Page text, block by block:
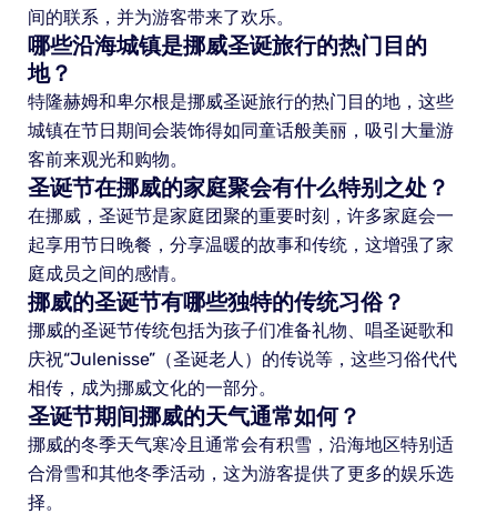
间的联系，并为游客带来了欢乐。
哪些沿海城镇是挪威圣诞旅行的热门目的
地？
特隆赫姆和卑尔根是挪威圣诞旅行的热门目的地，这些
城镇在节日期间会装饰得如同童话般美丽，吸引大量游
客前来观光和购物。
圣诞节在挪威的家庭聚会有什么特别之处？
在挪威，圣诞节是家庭团聚的重要时刻，许多家庭会一
起享用节日晚餐，分享温暖的故事和传统，这增强了家
庭成员之间的感情。
挪威的圣诞节有哪些独特的传统习俗？
挪威的圣诞节传统包括为孩子们准备礼物、唱圣诞歌和
庆祝“Julenisse”（圣诞老人）的传说等，这些习俗代代
相传，成为挪威文化的一部分。
圣诞节期间挪威的天气通常如何？
挪威的冬季天气寒冷且通常会有积雪，沿海地区特别适
合滑雪和其他冬季活动，这为游客提供了更多的娱乐选
择。